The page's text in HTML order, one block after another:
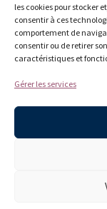
les cookies pour stocker
consentir à ces
comportement de
consentir ou de retirer
caractéristiques et
Gérer les services
Accueil